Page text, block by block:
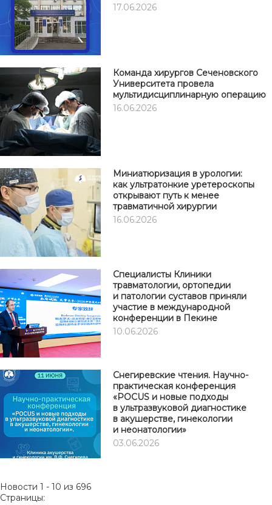
17.06.2026
Команда хирургов Сеченовского
Университета провела
мультидисциплинарную операцию
16.06.2026
Миниатюризация в урологии:
как ультратонкие уретероскопы
открывают путь к менее
травматичной хирургии
16.06.2026
Специалисты Клиники
травматологии, ортопедии
и патологии суставов приняли
участие в международной
конференции в Пекине
10.06.2026
Снегиревские чтения. Научно-
практическая конференция
«POCUS и новые подходы
в ультразвуковой диагностике
в акушерстве, гинекологии
и неонатологии»
03.06.2026
Новости 1 - 10 из 696
Страницы: